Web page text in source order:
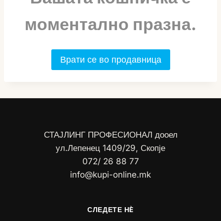
моментално празна.
Врати се во продавница
СТАЈЛИНГ ПРОФЕСИОНАЛ дооел
ул.Лепенец 1409/29, Скопје
072/ 26 88 77
info@kupi-online.mk